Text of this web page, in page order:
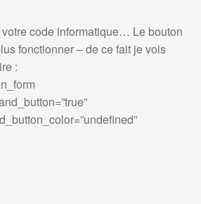
code informatique… Le bouton
fonctionner – de ce fait je vois
: